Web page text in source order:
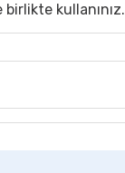
kullanınız.